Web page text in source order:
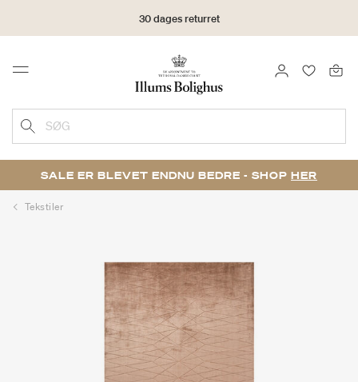
30 dages returret
Menu LOG IND
SØG
SALE ER BLEVET ENDNU BEDRE - SHOP HER
Tekstiler